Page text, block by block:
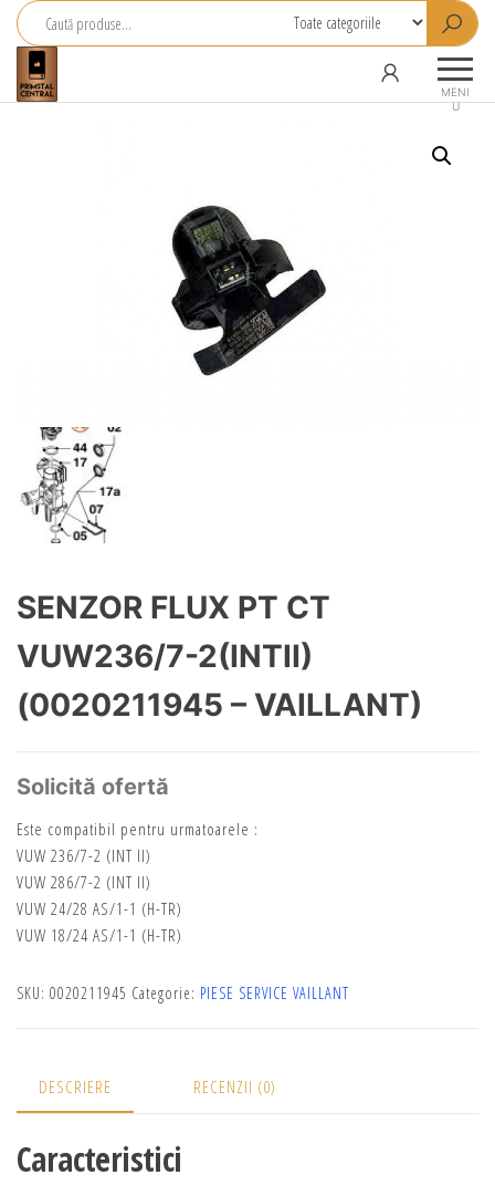
Central
MENI
U
SENZOR FLUX PT CT
VUW236/7-2(INTII)
(0020211945 – VAILLANT)
Solicită ofertă
Este compatibil pentru urmatoarele :
VUW 236/7-2 (INT II)
VUW 286/7-2 (INT II)
VUW 24/28 AS/1-1 (H-TR)
VUW 18/24 AS/1-1 (H-TR)
SKU: 0020211945 Categorie: PIESE SERVICE VAILLANT
DESCRIERE RECENZII (0)
Caracteristici